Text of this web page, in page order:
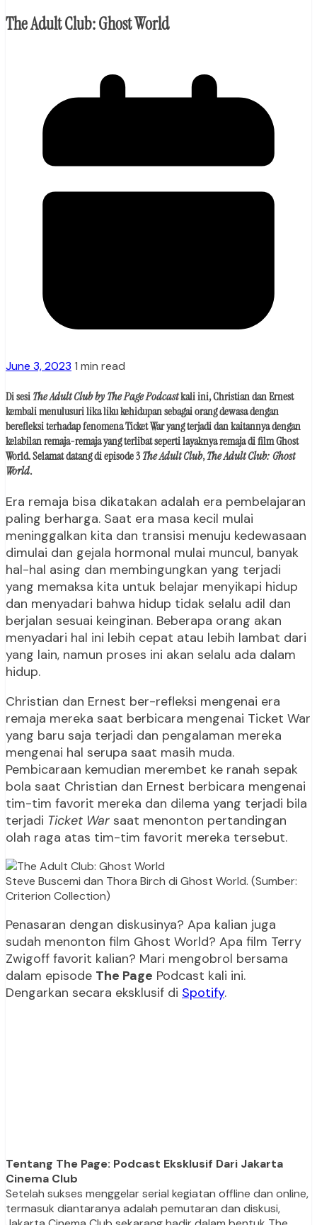
The Adult Club: Ghost World
June 3, 2023 1 min read
Di sesiThe Adult Club by The Page Podcastkali ini, Christian dan Ernest
kembali menulusuri lika liku kehidupan sebagai orang dewasa dengan
berefleksi terhadap fenomena Ticket War yang terjadi dan kaitannya dengan
kelabilan remaja-remaja yang terlibat seperti layaknya remaja di film Ghost
World. Selamat datang di episode 3The Adult Club,The Adult Club: Ghost
World.
Era remaja bisa dikatakan adalah era pembelajaran
paling berharga. Saat era masa kecil mulai
meninggalkan kita dan transisi menuju kedewasaan
dimulai dan gejala hormonal mulai muncul, banyak
hal-hal asing dan membingungkan yang terjadi
yang memaksa kita untuk belajar menyikapi hidup
dan menyadari bahwa hidup tidak selalu adil dan
berjalan sesuai keinginan. Beberapa orang akan
menyadari hal ini lebih cepat atau lebih lambat dari
yang lain, namun proses ini akan selalu ada dalam
hidup.
Christian dan Ernest ber-refleksi mengenai era
remaja mereka saat berbicara mengenai Ticket War
yang baru saja terjadi dan pengalaman mereka
mengenai hal serupa saat masih muda.
Pembicaraan kemudian merembet ke ranah sepak
bola saat Christian dan Ernest berbicara mengenai
tim-tim favorit mereka dan dilema yang terjadi bila
terjadi Ticket War saat menonton pertandingan
olah raga atas tim-tim favorit mereka tersebut.
Steve Buscemi dan Thora Birch di Ghost World. (Sumber:
Criterion Collection)
Penasaran dengan diskusinya? Apa kalian juga
sudah menonton film Ghost World? Apa film Terry
Zwigoff favorit kalian? Mari mengobrol bersama
dalam episode The Page Podcast kali ini.
Dengarkan secara eksklusif di Spotify.
Tentang The Page: Podcast Eksklusif Dari Jakarta
Cinema Club
Setelah sukses menggelar serial kegiatan offline dan online,
termasuk diantaranya adalah pemutaran dan diskusi,